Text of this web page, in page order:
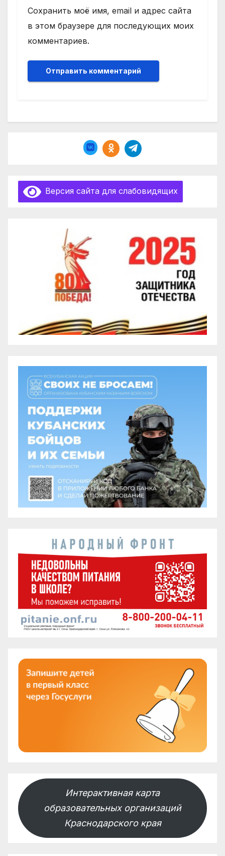
Сохранить моё имя, email и адрес сайта
в этом браузере для последующих моих
комментариев.
Версия сайта для слабовидящих
Интерактивная карта
образовательных организаций
Краснодарского края